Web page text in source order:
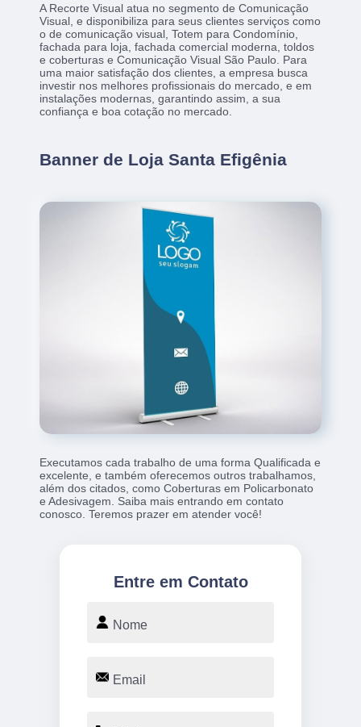
A Recorte Visual atua no segmento de Comunicação
Visual, e disponibiliza para seus clientes serviços como
o de comunicação visual, Totem para Condomínio,
fachada para loja, fachada comercial moderna, toldos
e coberturas e Comunicação Visual São Paulo. Para
uma maior satisfação dos clientes, a empresa busca
investir nos melhores profissionais do mercado, e em
instalações modernas, garantindo assim, a sua
confiança e boa cotação no mercado.
Banner de Loja Santa Efigênia
Executamos cada trabalho de uma forma Qualificada e
excelente, e também oferecemos outros trabalhamos,
além dos citados, como Coberturas em Policarbonato
e Adesivagem. Saiba mais entrando em contato
conosco. Teremos prazer em atender você!
Entre em Contato